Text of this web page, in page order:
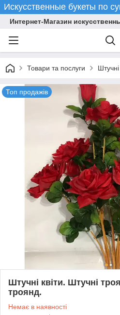
Искусственные букеты по
Интернет-Магазин
Товари та послуги
Топ продажів
Штучні квіти. Штучні
троянд.
Немає в наявності